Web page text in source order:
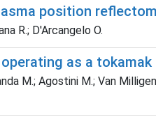
position
R.; D'Arcangelo O.
as a tokamak
M.; Agostini M.; Van Milligen